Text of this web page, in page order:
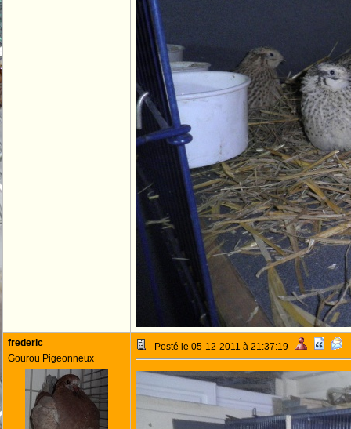
frederic
Gourou Pigeonneux
Posté le 05-12-2011 à 21:37:19